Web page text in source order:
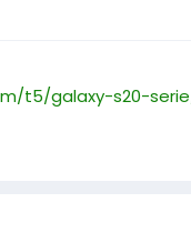
t5/galaxy-s20-